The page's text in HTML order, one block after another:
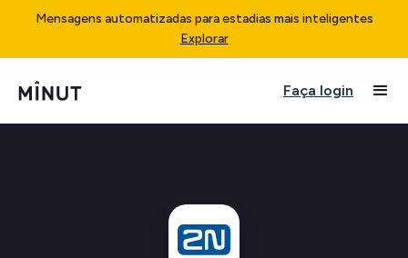
Mensagens automatizadas para estadias mais inteligentes
Explorar
Faça login